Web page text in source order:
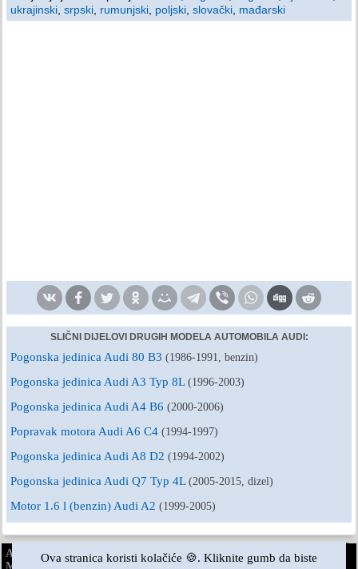
ukrajinski srpski rumunjski poljski slovački mađarski
SLIČNI DIJELOVI DRUGIH MODELA AUTOMOBILA AUDI:
Pogonska jedinica Audi 80 B3 (1986-1991, benzin)
Pogonska jedinica Audi A3 Typ 8L (1996-2003)
Pogonska jedinica Audi A4 B6 (2000-2006)
Popravak motora Audi A6 C4 (1994-1997)
Pogonska jedinica Audi A8 D2 (1994-2002)
Pogonska jedinica Audi Q7 Typ 4L (2005-2015, dizel)
Motor 1.6 l (benzin) Audi A2 (1999-2005)
AudiManual.ru © 2017-2026·Puna verzija·Povratne informacije
Mapa stranice
Vijesti i članci
Ova stranica koristi kolačiće 🍪. Kliknite gumb da biste